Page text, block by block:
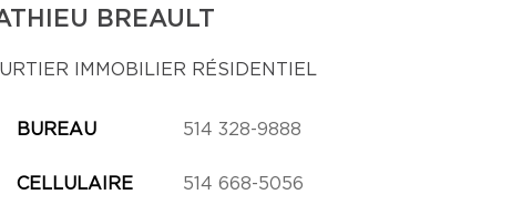
BREAULT
IMMOBILIER RÉSIDENTIEL
BUREAU 514 328-9888
CELLULAIRE 514 668-5056